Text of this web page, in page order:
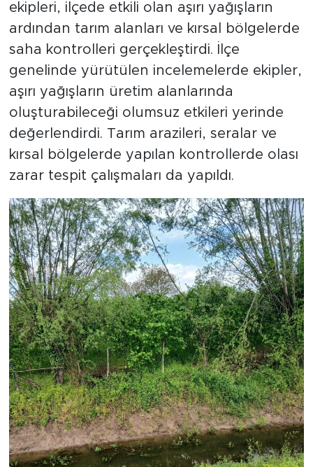
ekipleri, ilçede etkili olan aşırı yağışların
ardından tarım alanları ve kırsal bölgelerde
saha kontrolleri gerçekleştirdi. İlçe
genelinde yürütülen incelemelerde ekipler,
aşırı yağışların üretim alanlarında
oluşturabileceği olumsuz etkileri yerinde
değerlendirdi. Tarım arazileri, seralar ve
kırsal bölgelerde yapılan kontrollerde olası
zarar tespit çalışmaları da yapıldı.